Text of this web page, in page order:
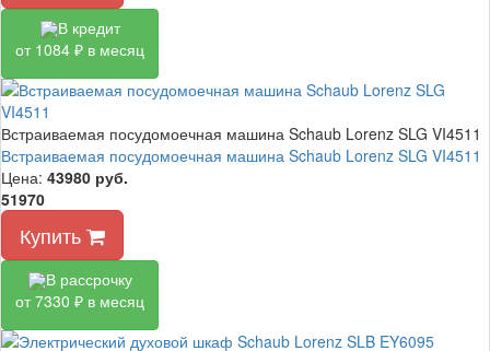
В кредит
от 1084 ₽ в месяц
Встраиваемая посудомоечная машина Schaub Lorenz SLG VI4511
Встраиваемая посудомоечная машина Schaub Lorenz SLG VI4511
Цена: 43980 руб.
51970
Купить
В рассрочку
от 7330 ₽ в месяц